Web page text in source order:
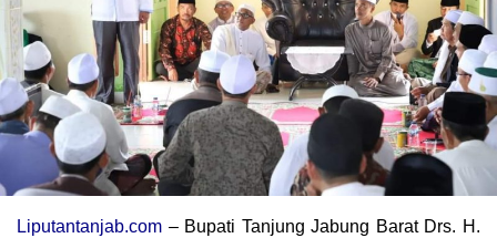
Liputantanjab.com – Bupati Tanjung Jabung Barat Drs. H.